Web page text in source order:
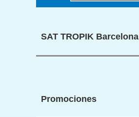
SAT TROPIK Barcelona
Promociones